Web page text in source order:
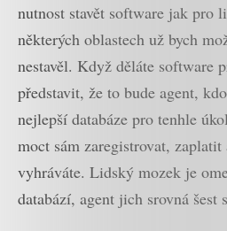
nutnost stavět software jak pro
některých oblastech už bych
nestavěl. Když děláte software
představit, že to bude agent,
nejlepší databáze pro tenhle
moct sám zaregistrovat, zaplatit
vyhráváte. Lidský mozek je
databází, agent jich srovná šest